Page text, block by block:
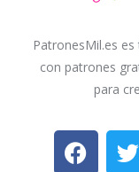
PatronesMil.es
con patrones
para